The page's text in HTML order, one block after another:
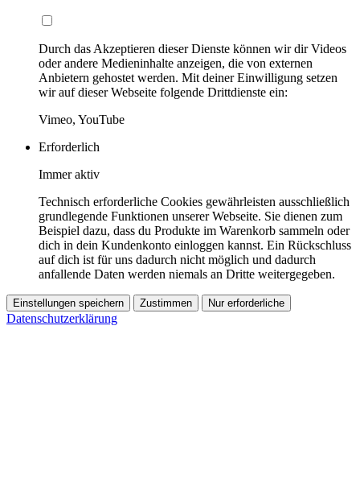
Durch das Akzeptieren dieser Dienste können wir dir Videos
oder andere Medieninhalte anzeigen, die von externen
Anbietern gehostet werden. Mit deiner Einwilligung setzen
wir auf dieser Webseite folgende Drittdienste ein:
Vimeo, YouTube
Erforderlich
Immer aktiv
Technisch erforderliche Cookies gewährleisten ausschließlich
grundlegende Funktionen unserer Webseite. Sie dienen zum
Beispiel dazu, dass du Produkte im Warenkorb sammeln oder
dich in dein Kundenkonto einloggen kannst. Ein Rückschluss
auf dich ist für uns dadurch nicht möglich und dadurch
anfallende Daten werden niemals an Dritte weitergegeben.
Einstellungen speichern Zustimmen Nur erforderliche
Datenschutzerklärung